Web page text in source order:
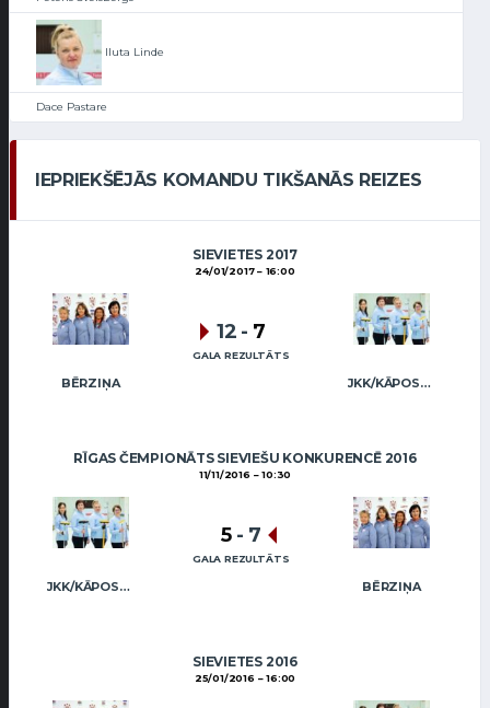
Iluta Linde
Dace Pastare
IEPRIEKŠĒJĀS KOMANDU TIKŠANĀS REIZES
SIEVIETES 2017
24/01/2017 16:00
BĒRZIŅA JKK/KĀPOSTIŅA
12 - 7
GALA REZULTĀTS
RĪGAS ČEMPIONĀTS SIEVIEŠU KONKURENCĒ 2016
11/11/2016 10:30
JKK/KĀPOSTIŅA BĒRZIŅA
5 - 7
GALA REZULTĀTS
SIEVIETES 2016
25/01/2016 16:00